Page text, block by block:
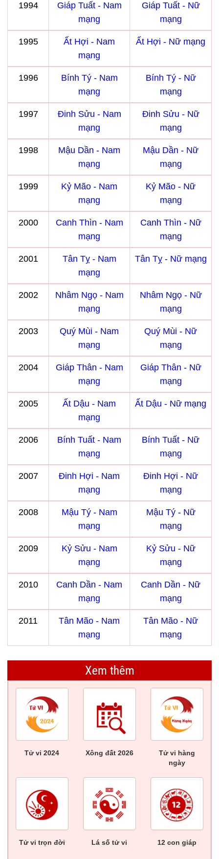
1994
Giáp Tuất - Nam
mạng
Giáp Tuất - Nữ
mạng
1995
Ất Hợi - Nam
mạng
Ất Hợi - Nữ mạng
1996
Bính Tý - Nam
mạng
Bính Tý - Nữ
mạng
1997
Đinh Sửu - Nam
mạng
Đinh Sửu - Nữ
mạng
1998
Mậu Dần - Nam
mạng
Mậu Dần - Nữ
mạng
1999
Kỷ Mão - Nam
mạng
Kỷ Mão - Nữ
mạng
2000
Canh Thìn - Nam
mạng
Canh Thìn - Nữ
mạng
2001
Tân Tỵ - Nam
mạng
Tân Tỵ - Nữ mạng
2002
Nhâm Ngọ - Nam
mạng
Nhâm Ngọ - Nữ
mạng
2003
Quý Mùi - Nam
mạng
Quý Mùi - Nữ
mạng
2004
Giáp Thân - Nam
mạng
Giáp Thân - Nữ
mạng
2005
Ất Dậu - Nam
mạng
Ất Dậu - Nữ mạng
2006
Bính Tuất - Nam
mạng
Bính Tuất - Nữ
mạng
2007
Đinh Hợi - Nam
mạng
Đinh Hợi - Nữ
mạng
2008
Mậu Tý - Nam
mạng
Mậu Tý - Nữ
mạng
2009
Kỷ Sửu - Nam
mạng
Kỷ Sửu - Nữ
mạng
2010
Canh Dần - Nam
mạng
Canh Dần - Nữ
mạng
2011
Tân Mão - Nam
mạng
Tân Mão - Nữ
mạng
Xem thêm
Tử vi 2024 Xông đất 2026
Tử vi hàng
ngày
Tử vi trọn đời Lá số tử vi 12 con giáp